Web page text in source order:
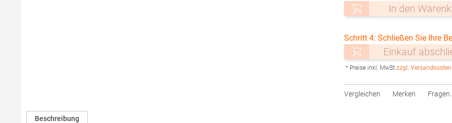
In den
Schritt 4: Schließen Sie Ihre
Einkauf
* Preise inkl. MwSt.zzgl. Versandkosten
Vergleichen Merken Fragen
Beschreibung